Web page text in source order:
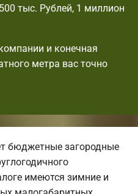
тыс. Рублей, 1 миллион
и конечная
метра вас точно
бюджетные загородные
имеются зимние и